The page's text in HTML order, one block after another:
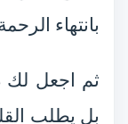
بانتهاء
ثم اجعل لك
بل يطلب